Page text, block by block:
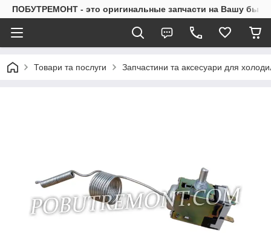
ПОБУТРЕМОНТ - это оригинальные запчасти на Вашу
Товари та послуги Запчастини та аксесуари для